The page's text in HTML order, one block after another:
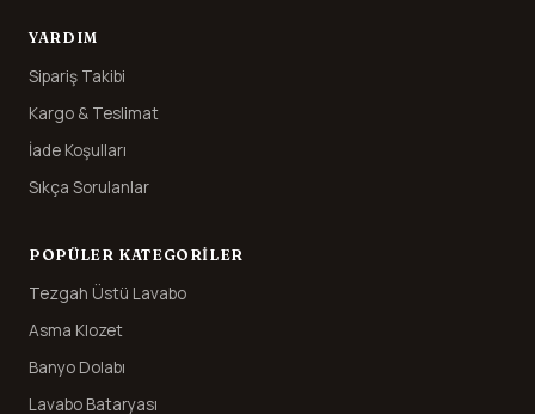
YARDIM
Sipariş Takibi
Kargo & Teslimat
İade Koşulları
Sıkça Sorulanlar
POPÜLER KATEGORILER
Tezgah Üstü Lavabo
Asma Klozet
Banyo Dolabı
Lavabo Bataryası